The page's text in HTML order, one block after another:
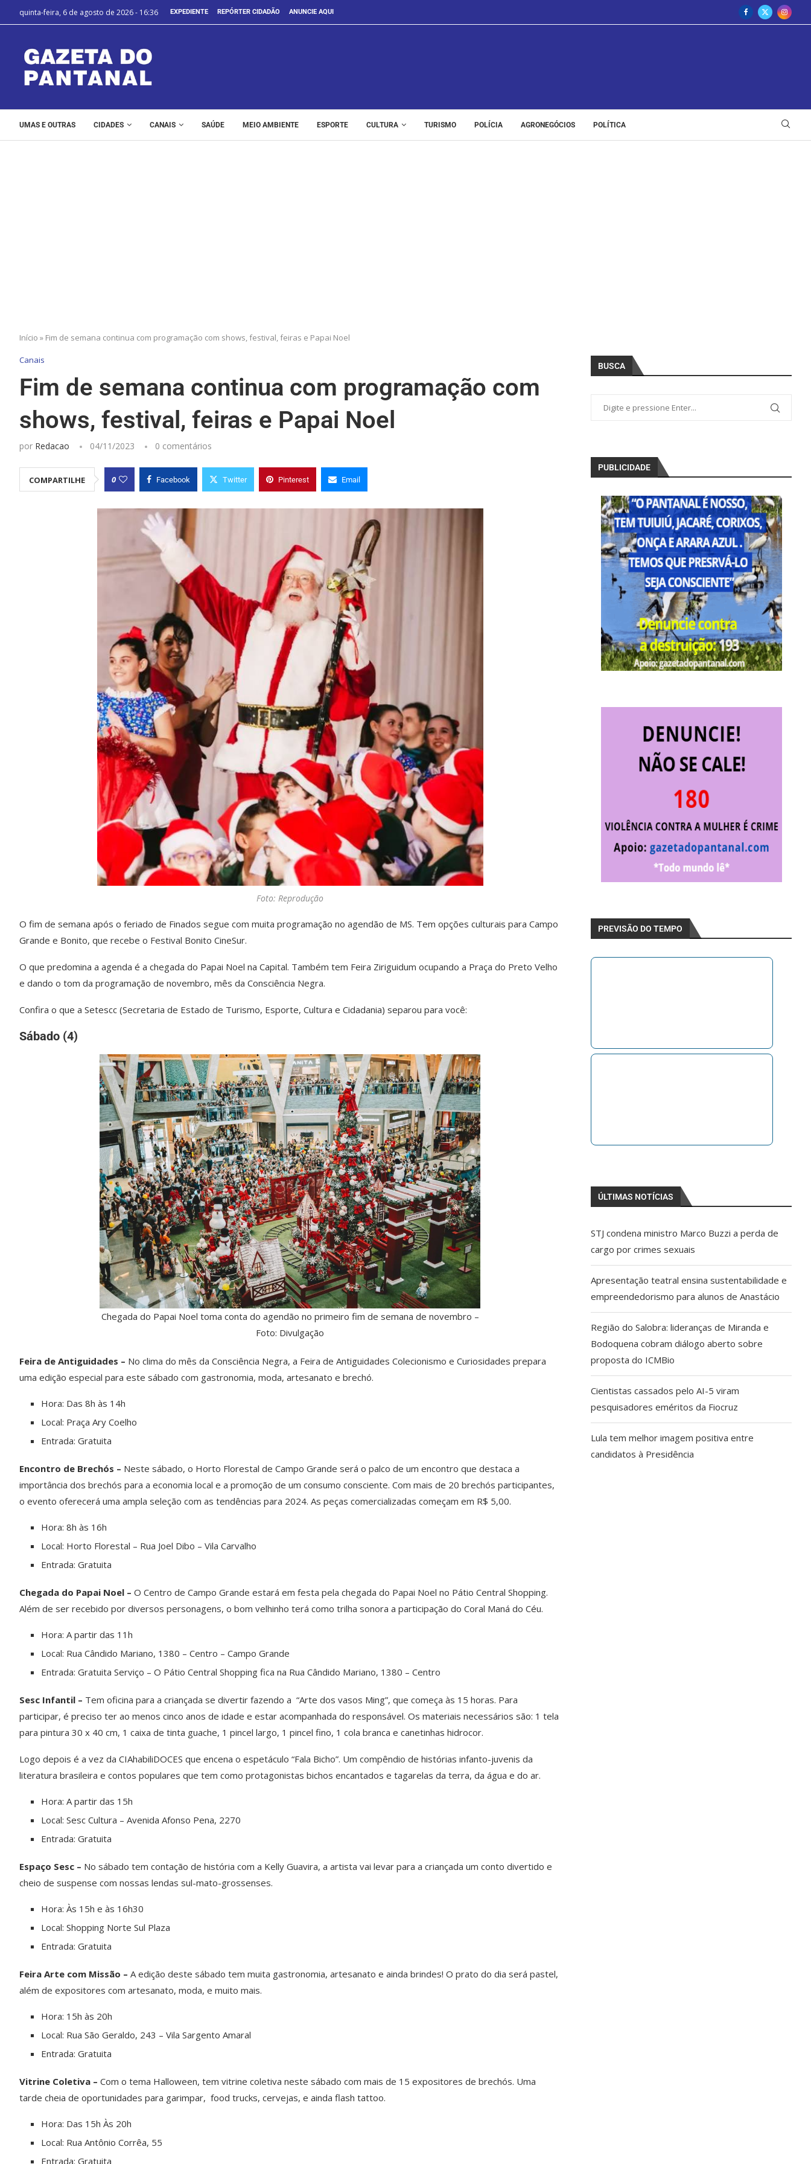
quinta-feira, 6 de agosto de 2026 - 16:36 EXPEDIENTE REPÓRTER CIDADÃO ANUNCIE AQUI
UMAS E OUTRAS CIDADES CANAIS SAÚDE MEIO AMBIENTE ESPORTE CULTURA TURISMO POLÍCIA AGRONEGÓCIOS POLÍTICA
Início » Fim de semana continua com programação com shows, festival, feiras e Papai Noel
Canais
Fim de semana continua com programação com
shows, festival, feiras e Papai Noel
por Redacao 04/11/2023 0 comentários
COMPARTILHE 0 Facebook Twitter Pinterest Email
Foto: Reprodução
O fim de semana após o feriado de Finados segue com muita programação no agendão de MS. Tem opções culturais para Campo
Grande e Bonito, que recebe o Festival Bonito CineSur.
O que predomina a agenda é a chegada do Papai Noel na Capital. Também tem Feira Ziriguidum ocupando a Praça do Preto Velho
e dando o tom da programação de novembro, mês da Consciência Negra.
Confira o que a Setescc (Secretaria de Estado de Turismo, Esporte, Cultura e Cidadania) separou para você:
Sábado (4)
Chegada do Papai Noel toma conta do agendão no primeiro fim de semana de novembro –
Foto: Divulgação
Feira de Antiguidades – No clima do mês da Consciência Negra, a Feira de Antiguidades Colecionismo e Curiosidades prepara
uma edição especial para este sábado com gastronomia, moda, artesanato e brechó.
Hora: Das 8h às 14h
Local: Praça Ary Coelho
Entrada: Gratuita
Encontro de Brechós – Neste sábado, o Horto Florestal de Campo Grande será o palco de um encontro que destaca a
importância dos brechós para a economia local e a promoção de um consumo consciente. Com mais de 20 brechós participantes,
o evento oferecerá uma ampla seleção com as tendências para 2024. As peças comercializadas começam em R$ 5,00.
Hora: 8h às 16h
Local: Horto Florestal – Rua Joel Dibo – Vila Carvalho
Entrada: Gratuita
Chegada do Papai Noel – O Centro de Campo Grande estará em festa pela chegada do Papai Noel no Pátio Central Shopping.
Além de ser recebido por diversos personagens, o bom velhinho terá como trilha sonora a participação do Coral Maná do Céu.
Hora: A partir das 11h
Local: Rua Cândido Mariano, 1380 – Centro – Campo Grande
Entrada: Gratuita Serviço – O Pátio Central Shopping fica na Rua Cândido Mariano, 1380 – Centro
Sesc Infantil – Tem oficina para a criançada se divertir fazendo a “Arte dos vasos Ming”, que começa às 15 horas. Para
participar, é preciso ter ao menos cinco anos de idade e estar acompanhada do responsável. Os materiais necessários são: 1 tela
para pintura 30 x 40 cm, 1 caixa de tinta guache, 1 pincel largo, 1 pincel fino, 1 cola branca e canetinhas hidrocor.
Logo depois é a vez da CIAhabiliDOCES que encena o espetáculo “Fala Bicho”. Um compêndio de histórias infanto-juvenis da
literatura brasileira e contos populares que tem como protagonistas bichos encantados e tagarelas da terra, da água e do ar.
Hora: A partir das 15h
Local: Sesc Cultura – Avenida Afonso Pena, 2270
Entrada: Gratuita
Espaço Sesc – No sábado tem contação de história com a Kelly Guavira, a artista vai levar para a criançada um conto divertido e
cheio de suspense com nossas lendas sul-mato-grossenses.
Hora: Às 15h e às 16h30
Local: Shopping Norte Sul Plaza
Entrada: Gratuita
Feira Arte com Missão – A edição deste sábado tem muita gastronomia, artesanato e ainda brindes! O prato do dia será pastel,
além de expositores com artesanato, moda, e muito mais.
Hora: 15h às 20h
Local: Rua São Geraldo, 243 – Vila Sargento Amaral
Entrada: Gratuita
Vitrine Coletiva – Com o tema Halloween, tem vitrine coletiva neste sábado com mais de 15 expositores de brechós. Uma
tarde cheia de oportunidades para garimpar, food trucks, cervejas, e ainda flash tattoo.
Hora: Das 15h Às 20h
Local: Rua Antônio Corrêa, 55
Entrada: Gratuita
BUSCA
PUBLICIDADE
PREVISÃO DO TEMPO
ÚLTIMAS NOTÍCIAS
STJ condena ministro Marco Buzzi a perda de
cargo por crimes sexuais
Apresentação teatral ensina sustentabilidade e
empreendedorismo para alunos de Anastácio
Região do Salobra: lideranças de Miranda e
Bodoquena cobram diálogo aberto sobre
proposta do ICMBio
Cientistas cassados pelo AI-5 viram
pesquisadores eméritos da Fiocruz
Lula tem melhor imagem positiva entre
candidatos à Presidência